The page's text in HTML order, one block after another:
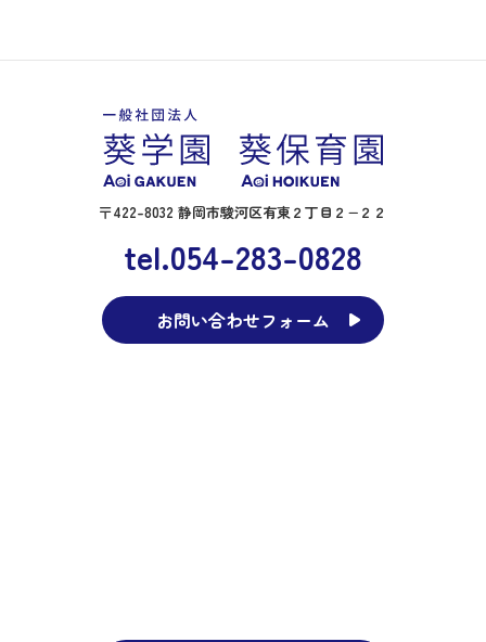
〒422-8032 静岡市駿河区有東２丁目２−２２
tel.054-283-0828
お問い合わせフォーム